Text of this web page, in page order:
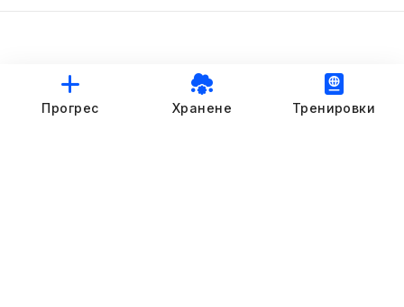
© StankovFit Progress App | 2025
Прогрес Хранене Тренировки